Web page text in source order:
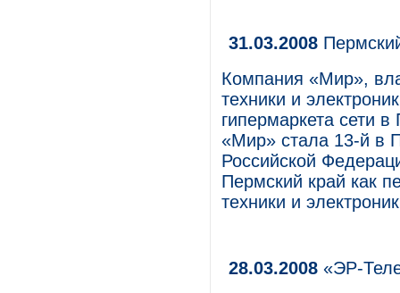
31.03.2008
Компания «Мир»,
техники и
гипермаркета сети
«Мир» стала 13-й в
Российской
Пермский край как
техники и
28.03.2008 «ЭР-